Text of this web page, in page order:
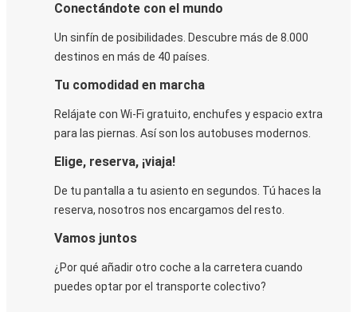
Conectándote con el mundo
Un sinfín de posibilidades. Descubre más de 8.000
destinos en más de 40 países.
Tu comodidad en marcha
Relájate con Wi-Fi gratuito, enchufes y espacio extra
para las piernas. Así son los autobuses modernos.
Elige, reserva, ¡viaja!
De tu pantalla a tu asiento en segundos. Tú haces la
reserva, nosotros nos encargamos del resto.
Vamos juntos
¿Por qué añadir otro coche a la carretera cuando
puedes optar por el transporte colectivo?